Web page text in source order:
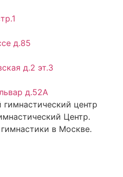
д.85
д.2 эт.3
д.52А
Центр.
в Москве.